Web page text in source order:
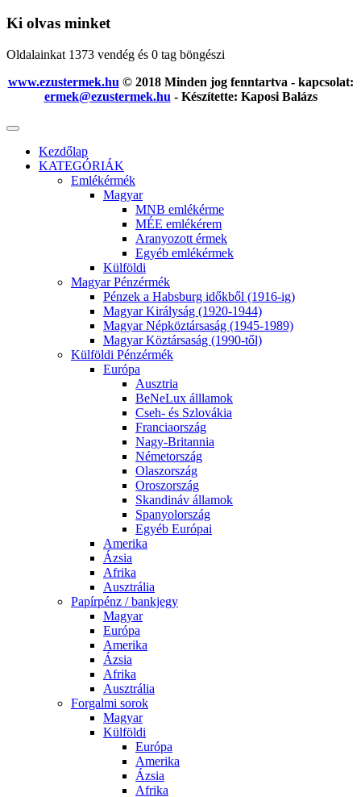
Ki olvas minket
Oldalainkat 1373 vendég és 0 tag böngészi
www.ezustermek.hu © 2018 Minden jog fenntartva - kapcsolat:
ermek@ezustermek.hu - Készítette: Kaposi Balázs
Kezdőlap
KATEGÓRIÁK
Emlékérmék
Magyar
MNB emlékérme
MÉE emlékérem
Aranyozott érmek
Egyéb emlékérmek
Külföldi
Magyar Pénzérmék
Pénzek a Habsburg időkből (1916-ig)
Magyar Királyság (1920-1944)
Magyar Népköztársaság (1945-1989)
Magyar Köztársaság (1990-től)
Külföldi Pénzérmék
Európa
Ausztria
BeNeLux álllamok
Cseh- és Szlovákia
Franciaország
Nagy-Britannia
Németország
Olaszország
Oroszország
Skandináv államok
Spanyolország
Egyéb Európai
Amerika
Ázsia
Afrika
Ausztrália
Papírpénz / bankjegy
Magyar
Európa
Amerika
Ázsia
Afrika
Ausztrália
Forgalmi sorok
Magyar
Külföldi
Európa
Amerika
Ázsia
Afrika